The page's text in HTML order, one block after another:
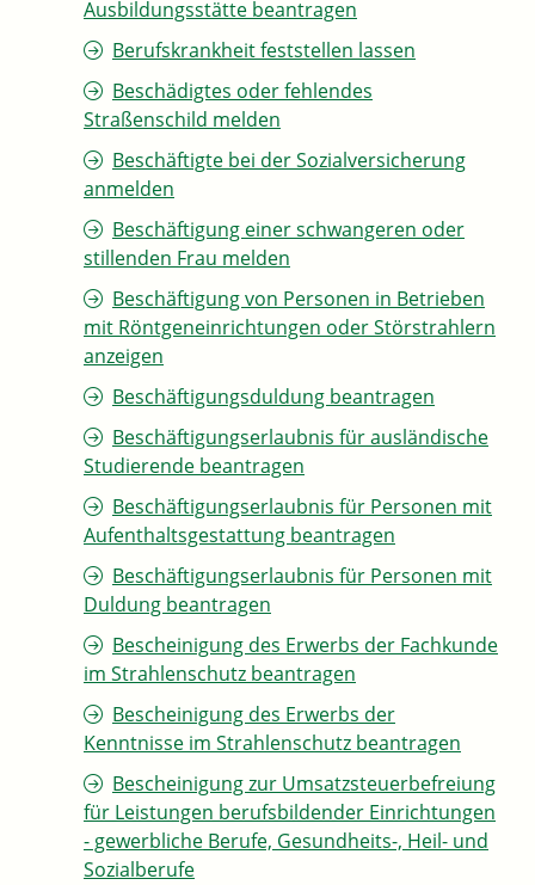
Ausbildungsstätte beantragen
Berufskrankheit feststellen lassen
Beschädigtes oder fehlendes
Straßenschild melden
Beschäftigte bei der Sozialversicherung
anmelden
Beschäftigung einer schwangeren oder
stillenden Frau melden
Beschäftigung von Personen in Betrieben
mit Röntgeneinrichtungen oder Störstrahlern
anzeigen
Beschäftigungsduldung beantragen
Beschäftigungserlaubnis für ausländische
Studierende beantragen
Beschäftigungserlaubnis für Personen mit
Aufenthaltsgestattung beantragen
Beschäftigungserlaubnis für Personen mit
Duldung beantragen
Bescheinigung des Erwerbs der Fachkunde
im Strahlenschutz beantragen
Bescheinigung des Erwerbs der
Kenntnisse im Strahlenschutz beantragen
Bescheinigung zur Umsatzsteuerbefreiung
für Leistungen berufsbildender Einrichtungen
- gewerbliche Berufe, Gesundheits-, Heil- und
Sozialberufe